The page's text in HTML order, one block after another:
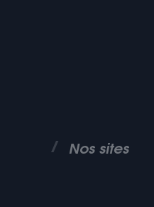
Nos sites